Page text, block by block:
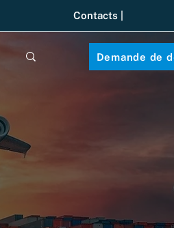
Contacts |
Demande de